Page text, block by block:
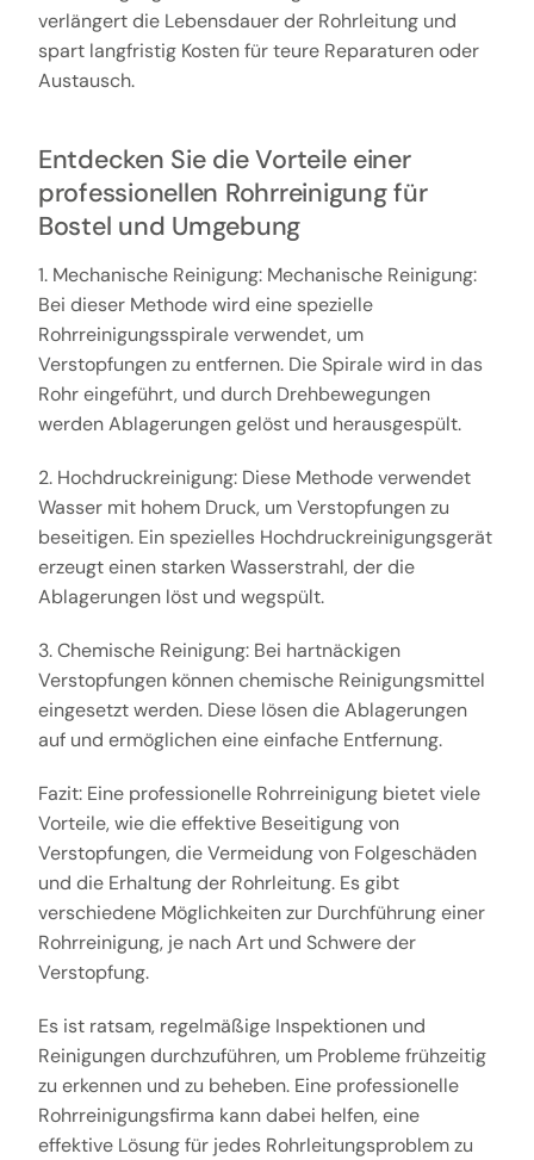
verlängert die Lebensdauer der Rohrleitung und
spart langfristig Kosten für teure Reparaturen oder
Austausch.
Entdecken Sie die Vorteile einer
professionellen Rohrreinigung für
Bostel und Umgebung
1. Mechanische Reinigung: Mechanische Reinigung:
Bei dieser Methode wird eine spezielle
Rohrreinigungsspirale verwendet, um
Verstopfungen zu entfernen. Die Spirale wird in das
Rohr eingeführt, und durch Drehbewegungen
werden Ablagerungen gelöst und herausgespült.
2. Hochdruckreinigung: Diese Methode verwendet
Wasser mit hohem Druck, um Verstopfungen zu
beseitigen. Ein spezielles Hochdruckreinigungsgerät
erzeugt einen starken Wasserstrahl, der die
Ablagerungen löst und wegspült.
3. Chemische Reinigung: Bei hartnäckigen
Verstopfungen können chemische Reinigungsmittel
eingesetzt werden. Diese lösen die Ablagerungen
auf und ermöglichen eine einfache Entfernung.
Fazit: Eine professionelle Rohrreinigung bietet viele
Vorteile, wie die effektive Beseitigung von
Verstopfungen, die Vermeidung von Folgeschäden
und die Erhaltung der Rohrleitung. Es gibt
verschiedene Möglichkeiten zur Durchführung einer
Rohrreinigung, je nach Art und Schwere der
Verstopfung.
Es ist ratsam, regelmäßige Inspektionen und
Reinigungen durchzuführen, um Probleme frühzeitig
zu erkennen und zu beheben. Eine professionelle
Rohrreinigungsfirma kann dabei helfen, eine
effektive Lösung für jedes Rohrleitungsproblem zu